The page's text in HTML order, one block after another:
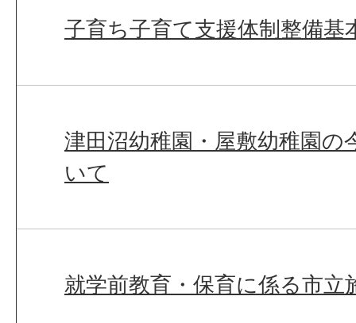
子育ち子育て支援体制整備基
津田沼幼稚園・屋敷幼稚園の
いて
就学前教育・保育に係る市立